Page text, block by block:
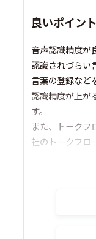
良いポイント
音声認識精度が
認識されづらい
言葉の登録など
認識精度が上が
す。
また、トークフ
社のトークフロ